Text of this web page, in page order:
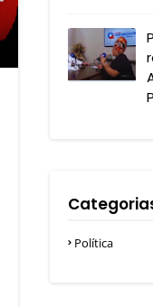
Política